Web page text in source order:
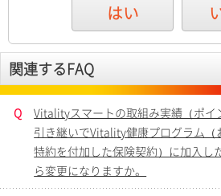
はい
関連するFAQ
Q
Vitalityスマートの取組み実績（ポイ
引き継いでVitality健康プログラム（
特約を付加した保険契約）に加入し
ら変更になりますか。